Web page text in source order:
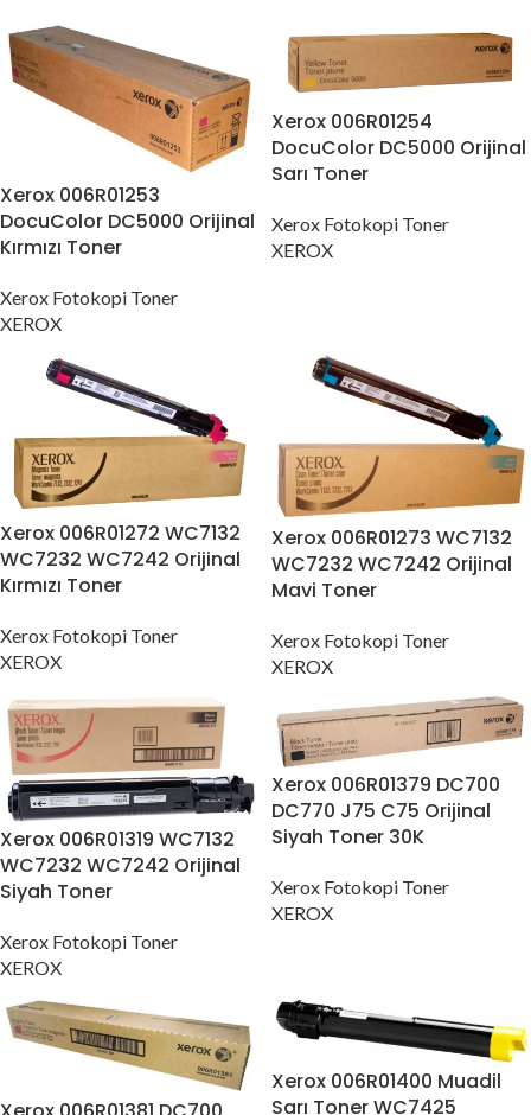
Xerox 006R01253
DocuColor DC5000 Orijinal
Kırmızı Toner
Xerox Fotokopi Toner
XEROX
Xerox 006R01254
DocuColor DC5000 Orijinal
Sarı Toner
Xerox Fotokopi Toner
XEROX
Xerox 006R01272 WC7132
WC7232 WC7242 Orijinal
Kırmızı Toner
Xerox Fotokopi Toner
XEROX
Xerox 006R01273 WC7132
WC7232 WC7242 Orijinal
Mavi Toner
Xerox Fotokopi Toner
XEROX
Xerox 006R01319 WC7132
WC7232 WC7242 Orijinal
Siyah Toner
Xerox Fotokopi Toner
XEROX
Xerox 006R01379 DC700
DC770 J75 C75 Orijinal
Siyah Toner 30K
Xerox Fotokopi Toner
XEROX
Xerox 006R01400 Muadil
Sarı Toner WC7425